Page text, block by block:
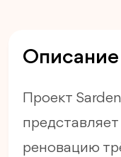
Проект
реновацию